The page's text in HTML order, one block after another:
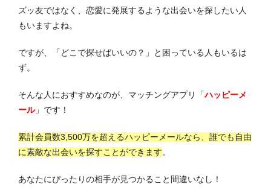
ズッ友ではなく、恋愛に発展するような出会いを探したい人
もいますよね。
ですが、「どこで探せばいいの？」と困っている人もいるは
ず。
そんな人におすすめなのが、マッチングアプリ「ハッピーメ
ール」です！
累計会員数3,500万を超えるハッピーメールなら、誰でも自由
に素敵な出会いを探すことができます。
あなたにぴったりの相手が見つかること間違いなし！